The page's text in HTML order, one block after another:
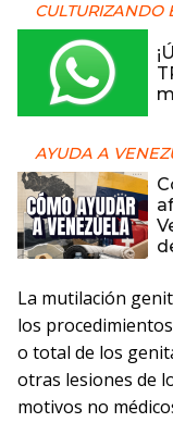
CULTURIZANDO
AYUDA A
La mutilación
los
o total de los
otras lesiones de
motivos no